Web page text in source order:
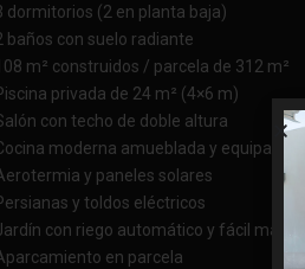
dormitorios (2 en planta baja)
baños con suelo radiante
m² construidos / parcela de 312 m²
privada de 24 m² (4×6 m)
con techo de doble altura
moderna amueblada y equipada
y paneles solares
y toldos eléctricos
con riego automático y fácil
en parcela